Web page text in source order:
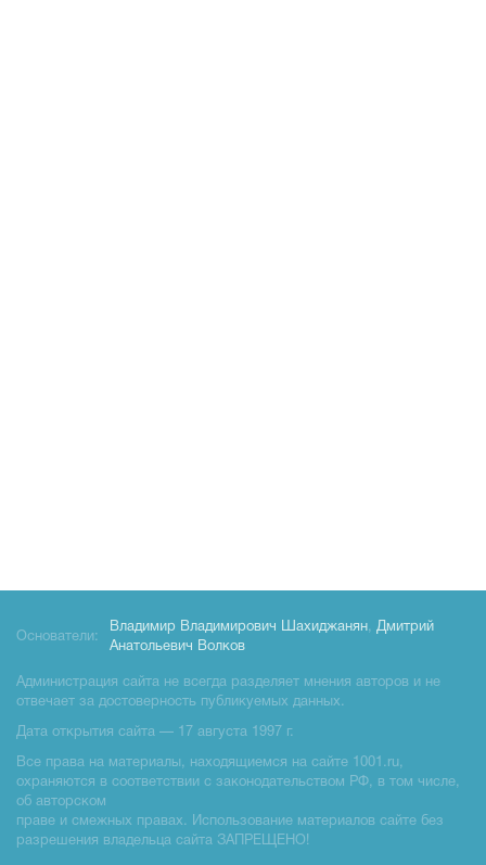
Основатели:
Владимир Владимирович Шахиджанян, Дмитрий
Анатольевич Волков
Администрация сайта не всегда разделяет мнения авторов и не
отвечает за достоверность публикуемых данных.
Дата открытия сайта — 17 августа 1997 г.
Все права на материалы, находящиемся на сайте 1001.ru,
охраняются в соответствии с законодательством РФ, в том числе,
об авторском
праве и смежных правах. Использование материалов сайте без
разрешения владельца сайта ЗАПРЕЩЕНО!